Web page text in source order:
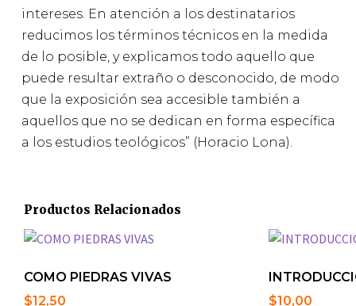
intereses. En atención a los destinatarios
reducimos los términos técnicos en la medida
de lo posible, y explicamos todo aquello que
puede resultar extraño o desconocido, de modo
que la exposición sea accesible también a
aquellos que no se dedican en forma específica
a los estudios teológicos” (Horacio Lona).
Productos Relacionados
COMO PIEDRAS VIVAS
$12,50
$10,00